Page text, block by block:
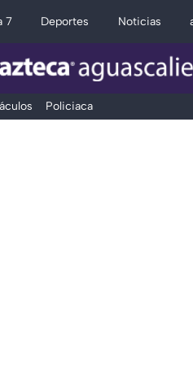
7 Deportes Noticias
Policiaca